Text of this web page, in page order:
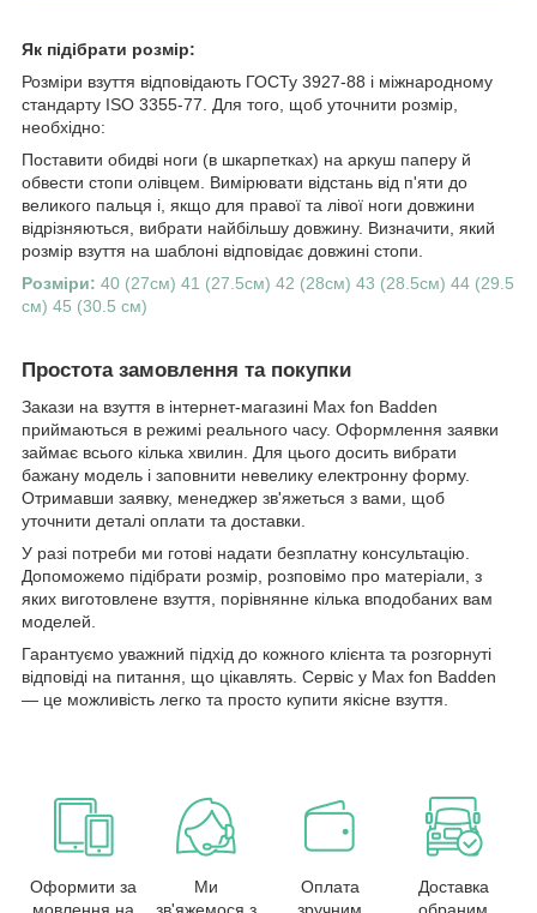
Як підібрати розмір:
Розміри взуття відповідають ГОСТу 3927-88 і міжнародному
стандарту ISO 3355-77. Для того, щоб уточнити розмір,
необхідно:
Поставити обидві ноги (в шкарпетках) на аркуш паперу й
обвести стопи олівцем. Вимірювати відстань від п'яти до
великого пальця і, якщо для правої та лівої ноги довжини
відрізняються, вибрати найбільшу довжину. Визначити, який
розмір взуття на шаблоні відповідає довжині стопи.
Розміри: 40 (27см) 41 (27.5см) 42 (28см) 43 (28.5см) 44 (29.5
см) 45 (30.5 см)
Простота замовлення та покупки
Закази на взуття в інтернет-магазині Max fon Badden
приймаються в режимі реального часу. Оформлення заявки
займає всього кілька хвилин. Для цього досить вибрати
бажану модель і заповнити невелику електронну форму.
Отримавши заявку, менеджер зв'яжеться з вами, щоб
уточнити деталі оплати та доставки.
У разі потреби ми готові надати безплатну консультацію.
Допоможемо підібрати розмір, розповімо про матеріали, з
яких виготовлене взуття, порівнянне кілька вподобаних вам
моделей.
Гарантуємо уважний підхід до кожного клієнта та розгорнуті
відповіді на питання, що цікавлять. Сервіс у Max fon Badden
— це можливість легко та просто купити якісне взуття.
Оформити за
мовлення на
Ми
зв'яжемося з
Оплата
зручним
Доставка
обраним